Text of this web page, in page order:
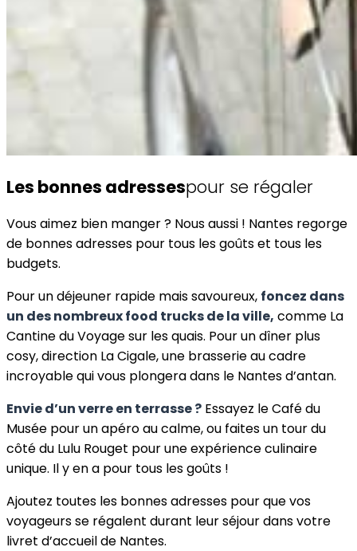
Les bonnes adressespour se régaler
Vous aimez bien manger ? Nous aussi ! Nantes regorge
de bonnes adresses pour tous les goûts et tous les
budgets.
Pour un déjeuner rapide mais savoureux, foncez dans
un des nombreux food trucks de la ville, comme La
Cantine du Voyage sur les quais. Pour un dîner plus
cosy, direction La Cigale, une brasserie au cadre
incroyable qui vous plongera dans le Nantes d’antan.
Envie d’un verre en terrasse ? Essayez le Café du
Musée pour un apéro au calme, ou faites un tour du
côté du Lulu Rouget pour une expérience culinaire
unique. Il y en a pour tous les goûts !
Ajoutez toutes les bonnes adresses pour que vos
voyageurs se régalent durant leur séjour dans votre
livret d’accueil de Nantes.